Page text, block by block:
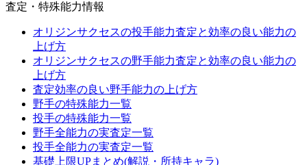
査定・特殊能力情報
オリジンサクセスの投手能力査定と効率の良い能力の
上げ方
オリジンサクセスの野手能力査定と効率の良い能力の
上げ方
査定効率の良い野手能力の上げ方
野手の特殊能力一覧
投手の特殊能力一覧
野手全能力の実査定一覧
投手全能力の実査定一覧
基礎上限UPまとめ(解説・所持キャラ)